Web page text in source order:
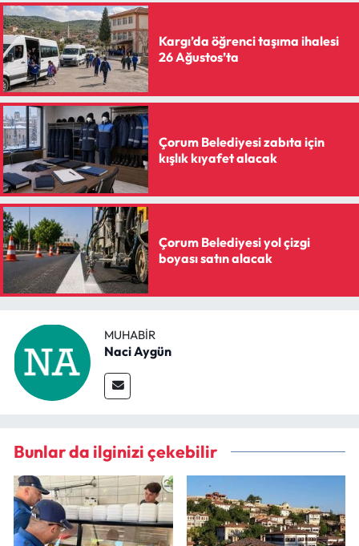
Kargı’da öğrenci taşıma ihalesi
26 Ağustos’ta
Çorum Belediyesi zabıta için
kışlık kıyafet alacak
Çorum Belediyesi yol çizgi
boyası satın alacak
MUHABIR
Naci Aygün
Bunlar da ilginizi çekebilir
Yaşam
Yayla Haber
Yemek Tarifleri
Yerel Haberler